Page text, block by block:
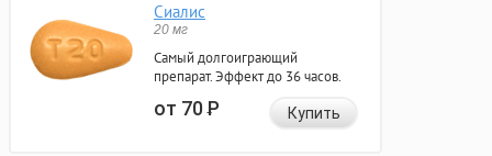
Сиалис
20 мг
Самый долгоиграющий
препарат. Эффект до 36 часов.
от 70Р Купить